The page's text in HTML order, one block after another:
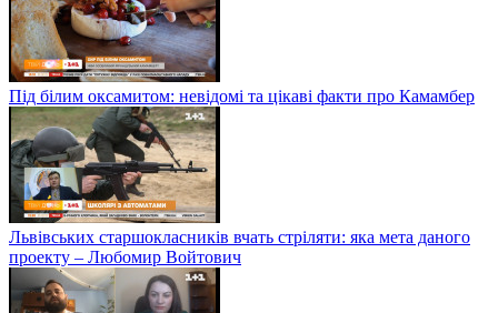
Під білим оксамитом: невідомі та цікаві факти про Камамбер
Львівських старшокласників вчать стріляти: яка мета даного
проекту – Любомир Войтович